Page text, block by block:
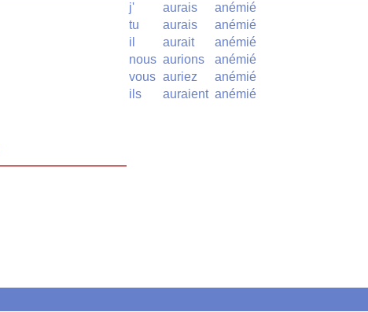
j' aurais
anémié
tu
aurais
anémié
il
aurait
anémié
nous aurions
anémié
vous auriez
anémié
ils
auraient anémié